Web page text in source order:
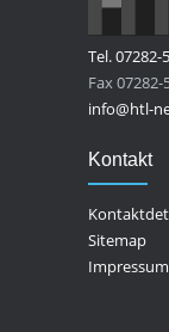
Tel. 07282-
Fax 07282-
info@htl-
Kontakt
Sitemap